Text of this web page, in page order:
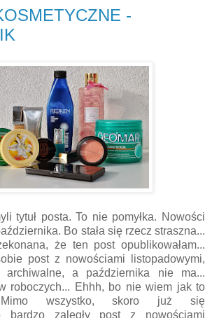
-
tytuł posta. To nie pomyłka. Nowości
Bo stała się rzecz straszna...
że ten post opublikowałam...
post z nowościami listopadowymi,
archiwalne, a października nie ma...
roboczych... Ehhh, bo nie wiem jak to
Mimo wszystko, skoro już się
bardzo zaległy post z nowościami